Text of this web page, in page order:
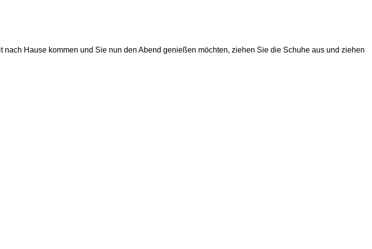
Hause kommen und Sie nun den Abend genießen möchten, ziehen Sie die Schuhe aus und ziehen